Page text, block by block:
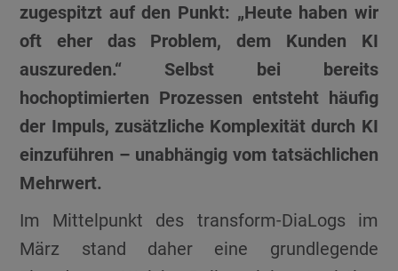
zugespitzt auf den Punkt: „Heute haben wir
oft eher das Problem, dem Kunden KI
auszureden.“ Selbst bei bereits
hochoptimierten Prozessen entsteht häufig
der Impuls, zusätzliche Komplexität durch KI
einzuführen – unabhängig vom tatsächlichen
Mehrwert.
Im Mittelpunkt des transform-DiaLogs im
März stand daher eine grundlegende